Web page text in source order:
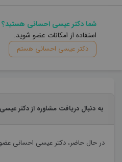
شما دکتر عیسی احسانی هستید؟
استفاده از امکانات عضو شوید.
دکتر عیسی احسانی هستم
به دنبال دریافت مشاوره از دکتر
در حال حاضر، دکتر عیسی احسانی